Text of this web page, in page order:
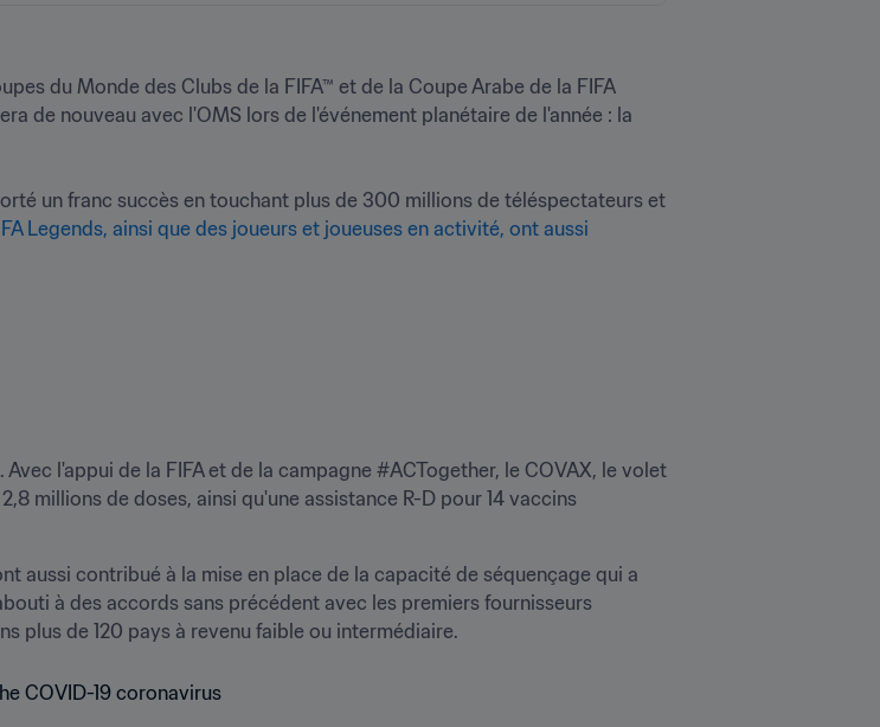
du Monde des Clubs de la FIFA™ et de la Coupe Arabe de la FIFA
de nouveau avec l'OMS lors de l'événement planétaire de l'année : la
un franc succès en touchant plus de 300 millions de téléspectateurs et
Legends, ainsi que des joueurs et joueuses en activité, ont aussi
l'appui de la FIFA et de la campagne #ACTogether, le COVAX, le volet
millions de doses, ainsi qu'une assistance R-D pour 14 vaccins
aussi contribué à la mise en place de la capacité de séquençage qui a
fournisseurs
plus de 120 pays à revenu faible ou intermédiaire.